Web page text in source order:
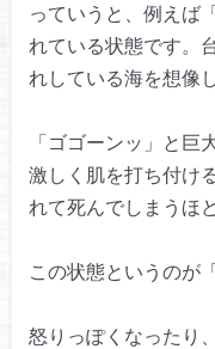
っていうと、例えば
れている状態です。
れしている海を想像
「ゴゴーンッ」と巨
激しく肌を打ち付ける
れて死んでしまうほ
この状態というのが
怒りっぽくなったり、